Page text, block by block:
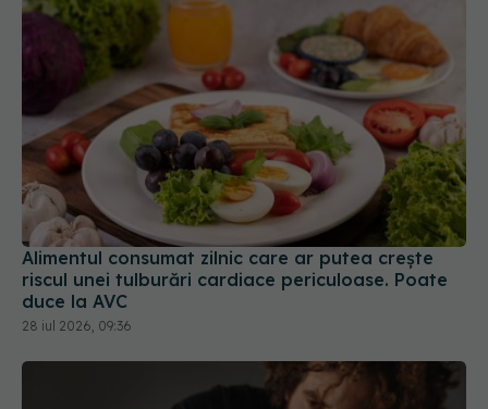
Alimentul consumat zilnic care ar putea crește
riscul unei tulburări cardiace periculoase. Poate
duce la AVC
28 iul 2026, 09:36